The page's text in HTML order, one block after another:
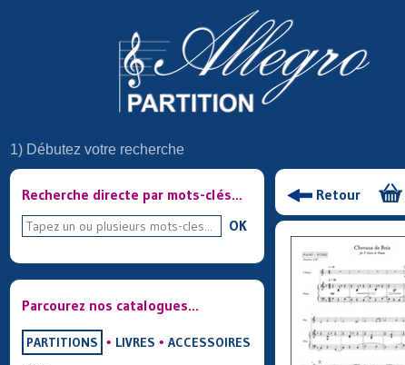
1) Débutez votre recherche
Recherche directe par mots-clés...
OK
Parcourez nos catalogues...
PARTITIONS • LIVRES • ACCESSOIRES
Retour